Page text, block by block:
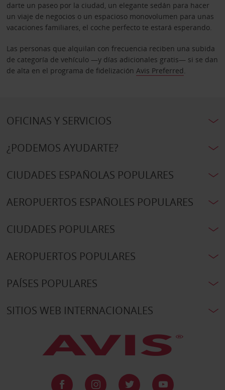
darte un paseo por la ciudad, un elegante sedán para hacer
un viaje de negocios o un espacioso monovolumen para unas
vacaciones familiares, el coche perfecto te estará esperando.
Las personas que alquilan con frecuencia reciben una subida
de categoría de vehículo —y días adicionales gratis— si se dan
de alta en el programa de fidelización Avis Preferred.
OFICINAS Y SERVICIOS
¿PODEMOS AYUDARTE?
CIUDADES ESPAÑOLAS POPULARES
AEROPUERTOS ESPAÑOLES POPULARES
CIUDADES POPULARES
AEROPUERTOS POPULARES
PAÍSES POPULARES
SITIOS WEB INTERNACIONALES